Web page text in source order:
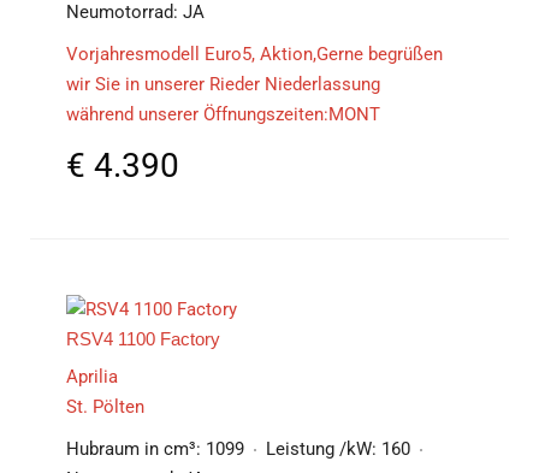
Neumotorrad: JA
Vorjahresmodell Euro5, Aktion,Gerne begrüßen
wir Sie in unserer Rieder Niederlassung
während unserer Öffnungszeiten:MONT
€ 4.390
RSV4 1100 Factory
Aprilia
St. Pölten
Hubraum in cm³: 1099 Leistung /kW: 160